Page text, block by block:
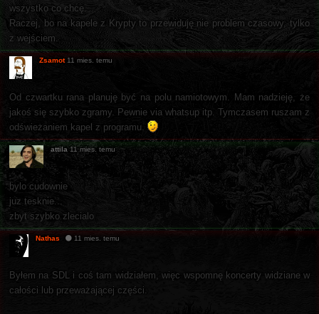
wszystko co chcę.
Raczej, bo na kapele z Krypty to przewiduję nie problem czasowy, tylko
z wejściem.
Zsamot 11 mies. temu
Od czwartku rana planuję być na polu namiotowym. Mam nadzieję, że
jakoś się szybko zgramy. Pewnie via whatsup itp. Tymczasem ruszam z
odświeżaniem kapel z programu.
attila 11 mies. temu
bylo cudownie
juz tesknie...
zbyt szybko zlecialo
Nathas 11 mies. temu
Byłem na SDL i coś tam widziałem, więc wspomnę koncerty widziane w
całości lub przeważającej części.